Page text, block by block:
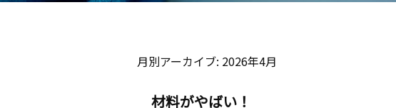
月別アーカイブ: 2026年4月
材料がやばい！